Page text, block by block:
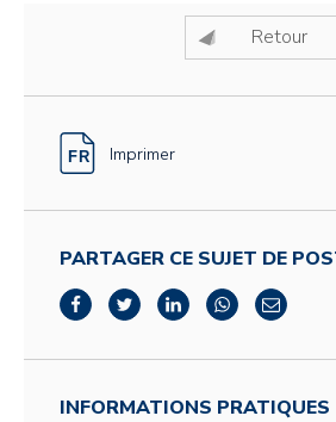
Retour
Imprimer
PARTAGER CE SUJET DE
INFORMATIONS PRATIQUES